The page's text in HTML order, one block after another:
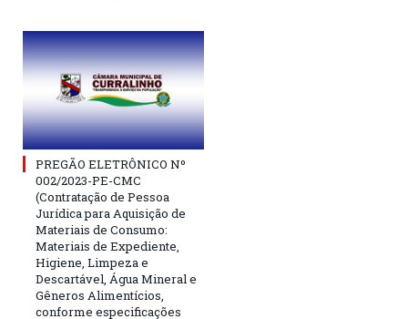
PREGÃO ELETRÔNICO Nº
002/2023-PE-CMC
(Contratação de Pessoa
Jurídica para Aquisição de
Materiais de Consumo:
Materiais de Expediente,
Higiene, Limpeza e
Descartável, Água Mineral e
Gêneros Alimentícios,
conforme especificações